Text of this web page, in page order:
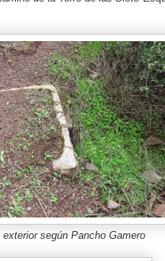
según Pancho Gamero